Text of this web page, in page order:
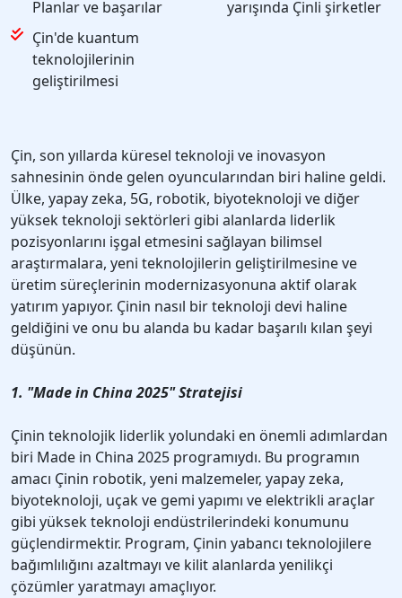
Planlar ve başarılar
yarışında Çinli şirketler
Çin'de kuantum
teknolojilerinin
geliştirilmesi
Çin, son yıllarda küresel teknoloji ve inovasyon
sahnesinin önde gelen oyuncularından biri haline geldi.
Ülke, yapay zeka, 5G, robotik, biyoteknoloji ve diğer
yüksek teknoloji sektörleri gibi alanlarda liderlik
pozisyonlarını işgal etmesini sağlayan bilimsel
araştırmalara, yeni teknolojilerin geliştirilmesine ve
üretim süreçlerinin modernizasyonuna aktif olarak
yatırım yapıyor. Çinin nasıl bir teknoloji devi haline
geldiğini ve onu bu alanda bu kadar başarılı kılan şeyi
düşünün.
1. "Made in China 2025" Stratejisi
Çinin teknolojik liderlik yolundaki en önemli adımlardan
biri Made in China 2025 programıydı. Bu programın
amacı Çinin robotik, yeni malzemeler, yapay zeka,
biyoteknoloji, uçak ve gemi yapımı ve elektrikli araçlar
gibi yüksek teknoloji endüstrilerindeki konumunu
güçlendirmektir. Program, Çinin yabancı teknolojilere
bağımlılığını azaltmayı ve kilit alanlarda yenilikçi
çözümler yaratmayı amaçlıyor.